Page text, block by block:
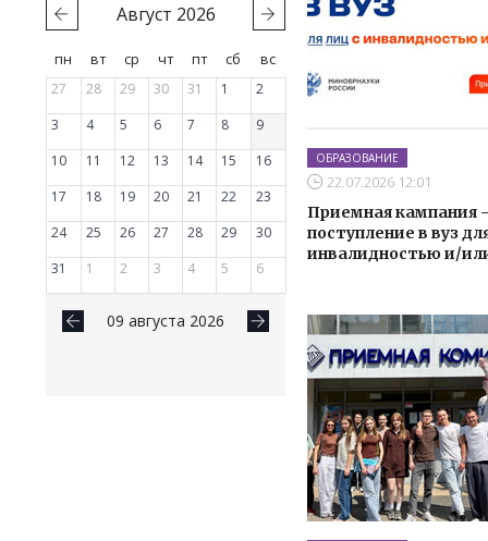
Август 2026
пн вт ср чт пт сб
вс
27
28 29 30 31 1
2
3
4 5 6 7 8
9
10
11 12 13 14 15
16
17
18 19 20 21 22
23
24
25 26 27 28 29
30
31
1 2 3 4 5 6
09 августа 2026
ОБРАЗОВАНИЕ
22.07.2026 12:01
Приемная кампания
поступление в вуз
инвалидностью и/